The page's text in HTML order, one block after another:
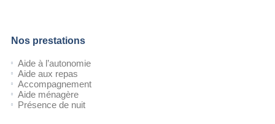
Nos prestations
Aide à l’autonomie
Aide aux repas
Accompagnement
Aide ménagère
Présence de nuit